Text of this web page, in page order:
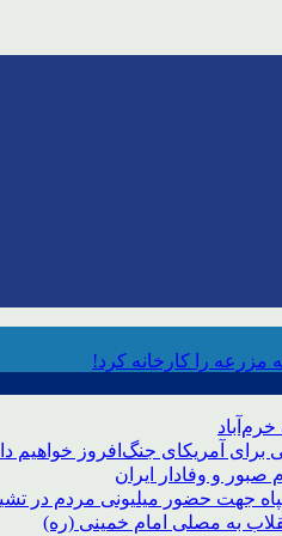
مزرعه را کارخانه کرد!
آمریکای جنگ‌افروز خواهیم
صبور و وفادار ایران
جهت حضور میلیونی مردم در
به مصلی امام خمینی (ره)